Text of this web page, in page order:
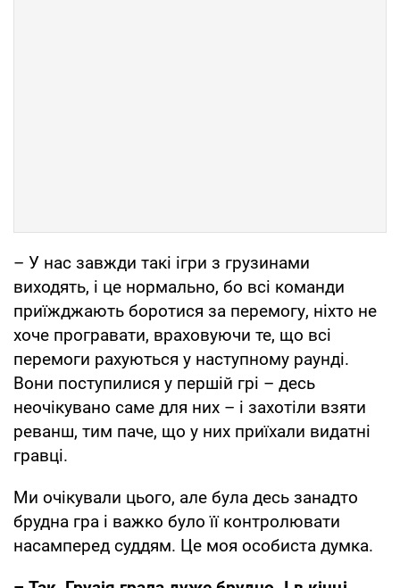
– У нас завжди такі ігри з грузинами
виходять, і це нормально, бо всі команди
приїжджають боротися за перемогу, ніхто не
хоче програвати, враховуючи те, що всі
перемоги рахуються у наступному раунді.
Вони поступилися у першій грі – десь
неочікувано саме для них – і захотіли взяти
реванш, тим паче, що у них приїхали видатні
гравці.
Ми очікували цього, але була десь занадто
брудна гра і важко було її контролювати
насамперед суддям. Це моя особиста думка.